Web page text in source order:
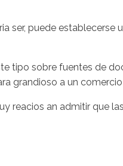
ser, puede
tipo sobre fuentes de
grandioso a un
reacios an admitir que